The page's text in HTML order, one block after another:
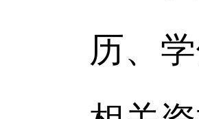
历、